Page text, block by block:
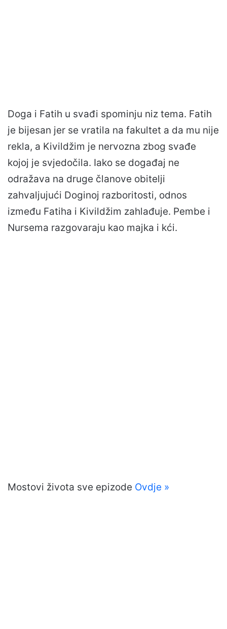
Doga i Fatih u svađi spominju niz tema. Fatih
je bijesan jer se vratila na fakultet a da mu nije
rekla, a Kivildžim je nervozna zbog svađe
kojoj je svjedočila. Iako se događaj ne
odražava na druge članove obitelji
zahvaljujući Doginoj razboritosti, odnos
između Fatiha i Kivildžim zahlađuje. Pembe i
Nursema razgovaraju kao majka i kći.
Mostovi života sve epizode Ovdje »